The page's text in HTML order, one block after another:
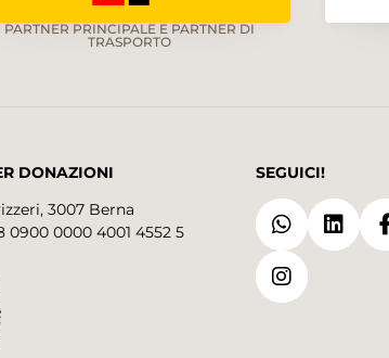
PARTNER PRINCIPALE E PARTNER DI
TRASPORTO
DONAZIONI
3007 Berna
0900 0000 4001 4552 5
SEGUICI!